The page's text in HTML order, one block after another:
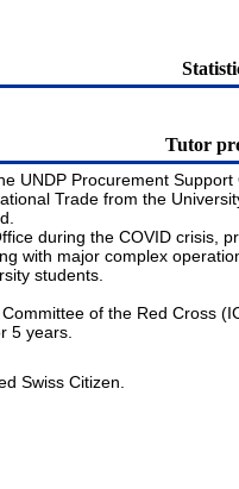
Tutor
UNDP Procurement
Trade from the
during the COVID crisis,
with major complex
students.
of the Red Cross
5 years.
Swiss Citizen.